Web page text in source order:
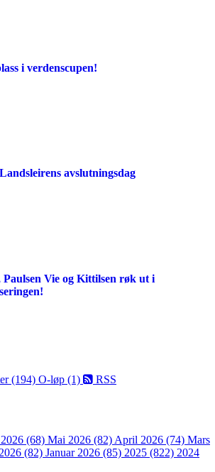
i verdenscupen!
avslutningsdag
Paulsen Vie og Kittilsen røk ut i
(194) O-løp (1) RSS
(68) Mai 2026 (82) April 2026 (74) Mars
(82) Januar 2026 (85) 2025 (822) 2024